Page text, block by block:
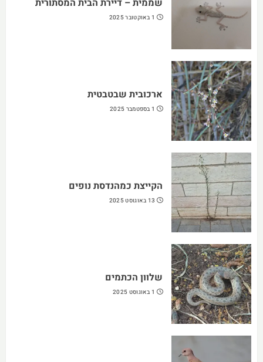
שממית – דיירת הבית המסתורית
1 באוקטובר 2025
ארכובית שבטבטית
1 בספטמבר 2025
הקייצת כמהנדסת נופים
13 באוגוסט 2025
שלוון הכתמים
1 באוגוסט 2025